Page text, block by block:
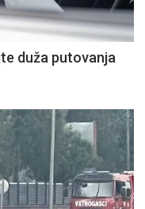
duža putovanja